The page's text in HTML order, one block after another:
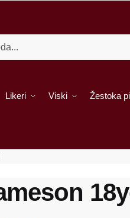
Likeri Viski Žestoka